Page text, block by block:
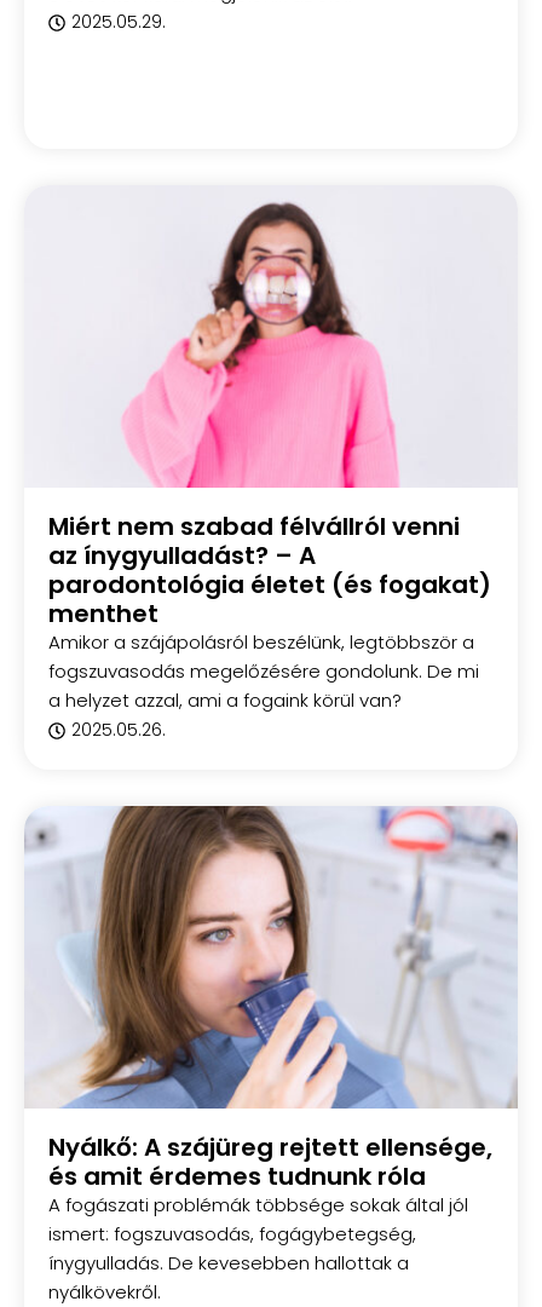
2025.05.29.
Miért nem szabad félvállról venni
az ínygyulladást? – A
parodontológia életet (és fogakat)
menthet
Amikor a szájápolásról beszélünk, legtöbbször a
fogszuvasodás megelőzésére gondolunk. De mi
a helyzet azzal, ami a fogaink körül van?
2025.05.26.
Nyálkő: A szájüreg rejtett ellensége,
és amit érdemes tudnunk róla
A fogászati problémák többsége sokak által jól
ismert: fogszuvasodás, fogágybetegség,
ínygyulladás. De kevesebben hallottak a
nyálkövekről.